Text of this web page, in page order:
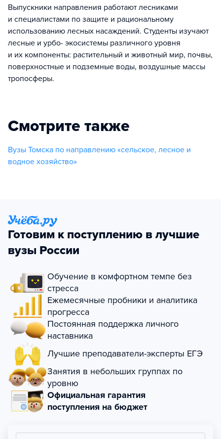
Выпускники направления работают лесниками
и специалистами по защите и рациональному
использованию лесных насаждений. Студенты изучают
лесные и урбо- экосистемы различного уровня
и их компоненты: растительный и животный мир, почвы,
поверхностные и подземные воды, воздушные массы
тропосферы.
Смотрите также
Вузы Томска по направлению «сельское, лесное и
водное хозяйство»
Готовим к поступлению в лучшие
вузы России
Обучение в комфортном темпе без
стресса
Ежемесячные пробники и аналитика
прогресса
Постоянная поддержка личного
наставника
Лучшие преподаватели-эксперты ЕГЭ
Занятия в небольших группах по
уровню
Официальная гарантия
поступления на бюджет